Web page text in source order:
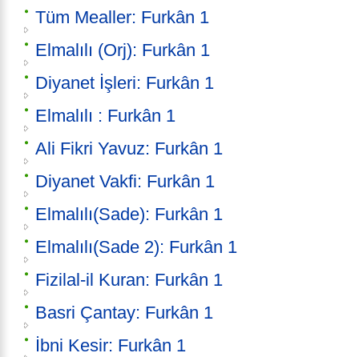
Tüm Mealler: Furkân 1
Elmalılı (Orj): Furkân 1
Diyanet İşleri: Furkân 1
Elmalılı : Furkân 1
Ali Fikri Yavuz: Furkân 1
Diyanet Vakfi: Furkân 1
Elmalılı(Sade): Furkân 1
Elmalılı(Sade 2): Furkân 1
Fizilal-il Kuran: Furkân 1
Basri Çantay: Furkân 1
İbni Kesir: Furkân 1